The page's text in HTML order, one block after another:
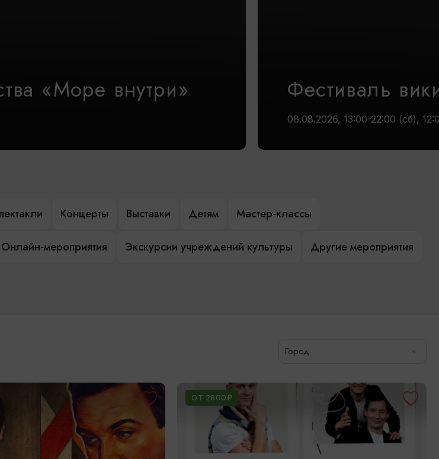
«Море внутри» Фестиваль
08.08.2026, 13:00-22:00 (сб),
Концерты Выставки Детям Мастер-классы
Онлайн-мероприятия Экскурсии учреждений культуры Другие мероприятия
Город
ОТ 2800₽